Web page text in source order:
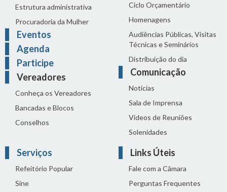
Estrutura administrativa
Procuradoria da Mulher
Eventos
Agenda
Participe
Vereadores
Conheça os Vereadores
Bancadas e Blocos
Conselhos
Ciclo Orçamentário
Homenagens
Audiências Públicas, Visitas
Técnicas e Seminários
Distribuição do dia
Comunicação
Notícias
Sala de Imprensa
Vídeos de Reuniões
Solenidades
Serviços
Refeitório Popular
Sine
Links Úteis
Fale com a Câmara
Perguntas Frequentes